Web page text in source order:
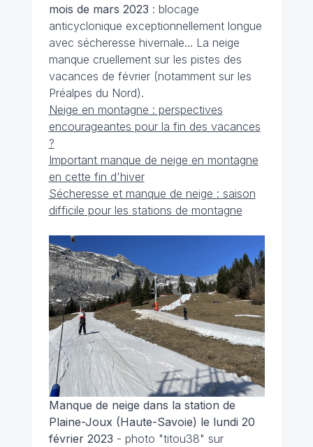
mois de mars 2023 : blocage
anticyclonique exceptionnellement longue
avec sécheresse hivernale... La neige
manque cruellement sur les pistes des
vacances de février (notamment sur les
Préalpes du Nord).
Neige en montagne : perspectives
encourageantes pour la fin des vacances
?
Important manque de neige en montagne
en cette fin d'hiver
Sécheresse et manque de neige : saison
difficile pour les stations de montagne
Manque de neige dans la station de
Plaine-Joux (Haute-Savoie) le lundi 20
février 2023 - photo "titou38" sur